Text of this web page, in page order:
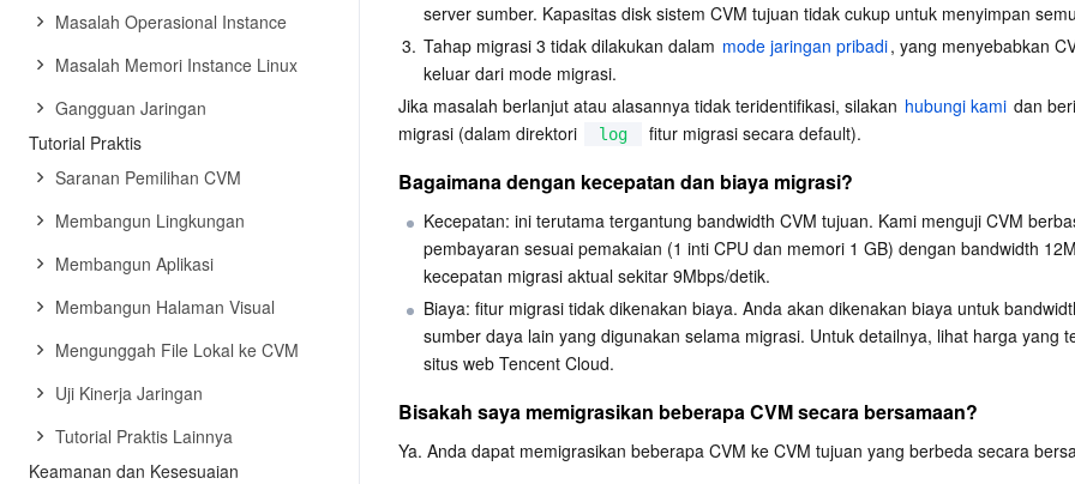
Masalah Operasional Instance
Masalah Memori Instance Linux
Gangguan Jaringan
Tutorial Praktis
Saranan Pemilihan CVM
Membangun Lingkungan
Membangun Aplikasi
Membangun Halaman Visual
Mengunggah File Lokal ke CVM
Uji Kinerja Jaringan
Tutorial Praktis Lainnya
Keamanan dan Kesesuaian
server sumber. Kapasitas disk sistem CVM tujuan tidak cukup untuk menyimpan
3. Tahap migrasi 3 tidak dilakukan dalam mode jaringan pribadi, yang menyebabkan
keluar dari mode migrasi.
Jika masalah berlanjut atau alasannya tidak teridentifikasi, silakan hubungi kami dan
migrasi (dalam direktori
log fitur migrasi secara default).
Bagaimana dengan kecepatan dan biaya migrasi?
Kecepatan: ini terutama tergantung bandwidth CVM tujuan. Kami menguji CVM
pembayaran sesuai pemakaian (1 inti CPU dan memori 1 GB) dengan bandwidth
kecepatan migrasi aktual sekitar 9Mbps/detik.
Biaya: fitur migrasi tidak dikenakan biaya. Anda akan dikenakan biaya untuk
sumber daya lain yang digunakan selama migrasi. Untuk detailnya, lihat harga yang
situs web Tencent Cloud.
Bisakah saya memigrasikan beberapa CVM secara bersamaan?
Ya. Anda dapat memigrasikan beberapa CVM ke CVM tujuan yang berbeda secara